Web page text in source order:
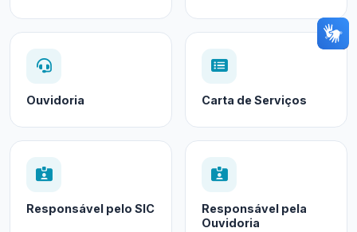
Ouvidoria Carta de Serviços
Responsável pelo SIC
Responsável pela
Ouvidoria